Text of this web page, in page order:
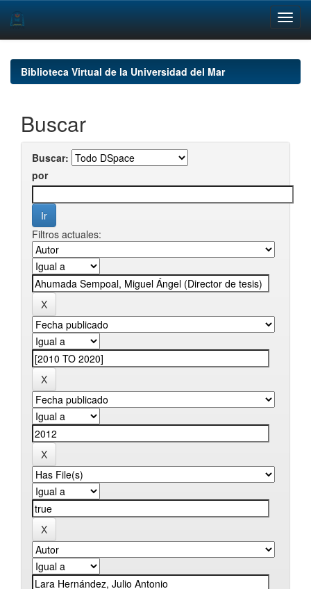
navigationBiblioteca Virtual de la Universidad del Mar
Buscar
Buscar:
por
Filtros actuales: